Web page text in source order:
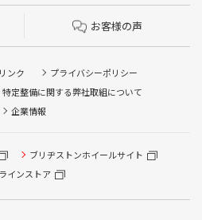
お客様の声
リンク
プライバシーポリシー
特定整備に関する弊社取組について
企業情報
ブリヂストンホイールサイト
インストア